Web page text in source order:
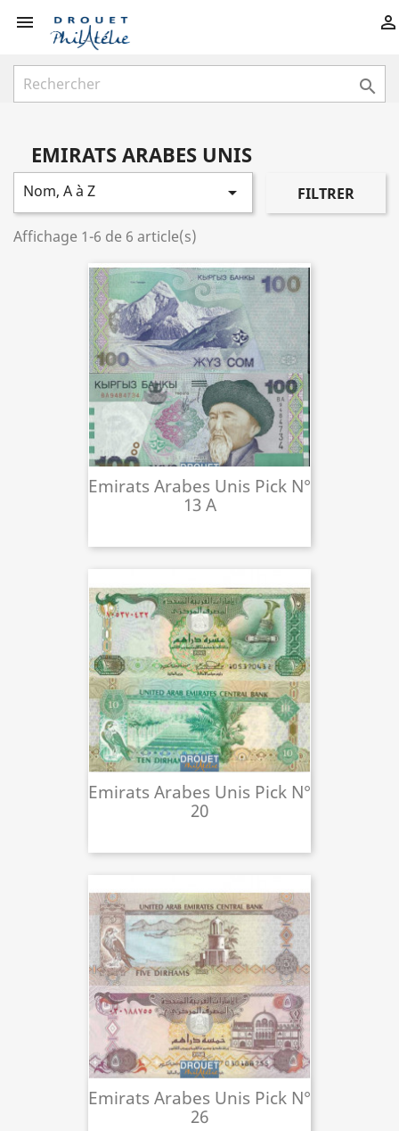
 

EMIRATS ARABES UNIS
Nom, A à Z  FILTRER
Affichage 1-6 de 6 article(s)
Emirats Arabes Unis Pick N°
13 A
Emirats Arabes Unis Pick N°
20
Emirats Arabes Unis Pick N°
26